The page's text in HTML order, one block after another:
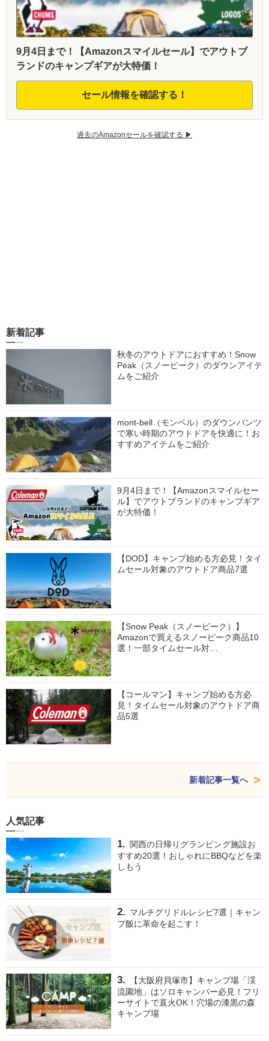
9月4日まで！【Amazonスマイルセール】でアウトブ
ランドのキャンプギアが大特価！
セール情報を確認する！
過去のAmazonセールを確認する ▶︎
新着記事
秋冬のアウトドアにおすすめ！Snow
Peak（スノーピーク）のダウンアイテ
ムをご紹介
mont-bell（モンベル）のダウンパンツ
で寒い時期のアウトドアを快適に！お
すすめアイテムをご紹介
9月4日まで！【Amazonスマイルセー
ル】でアウトブランドのキャンプギア
が大特価！
【DOD】キャンプ始める方必見！タイ
ムセール対象のアウトドア商品7選
【Snow Peak（スノーピーク）】
Amazonで買えるスノーピーク商品10
選！一部タイムセール対…
【コールマン】キャンプ始める方必
見！タイムセール対象のアウトドア商
品5選
新着記事一覧へ
人気記事
関西の日帰りグランピング施設お
すすめ20選！おしゃれにBBQなどを楽
しもう
マルチグリドルレシピ7選｜キャン
プ飯に革命を起こす！
【大阪府貝塚市】キャンプ場「渓
流園地」はソロキャンパー必見！フリ
ーサイトで直火OK！穴場の漆黒の森
キャンプ場